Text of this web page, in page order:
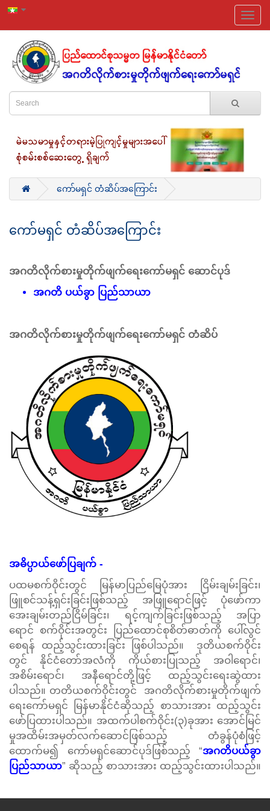
ကော်မရှင် တံဆိပ်အကြောင်း
ကော်မရှင် တံဆိပ်အကြောင်း
အဂတိလိုက်စားမှုတိုက်ဖျက်ရေးကော်မရှင် ဆောင်ပုဒ်
အဂတိ ပယ်ခွာ ပြည်သာယာ
အဂတိလိုက်စားမှုတိုက်ဖျက်ရေးကော်မရှင် တံဆိပ်
အဓိပ္ပာယ်ဖော်ပြချက် -
ပထမစက်ဝိုင်းတွင် မြန်မာပြည်မြေပုံအား ငြိမ်းချမ်းခြင်း၊
ဖြူစင်သန့်ရှင်းခြင်းဖြစ်သည့် အဖြူရောင်ဖြင့် ပုံဖော်ကာ
အေးချမ်းတည်ငြိမ်ခြင်း၊ ရင့်ကျက်ခြင်းဖြစ်သည့် အပြာ
ရောင် စက်ဝိုင်းအတွင်း ပြည်ထောင်စုစိတ်ဓာတ်ကို ပေါ်လွင်
စေရန် ထည့်သွင်းထားခြင်း ဖြစ်ပါသည်။ ဒုတိယစက်ဝိုင်း
တွင် နိုင်ငံတော်အလံကို ကိုယ်စားပြုသည့် အဝါရောင်၊
အစိမ်းရောင်၊ အနီရောင်တို့ဖြင့် ထည့်သွင်းရေးဆွဲထား
ပါသည်။ တတိယစက်ဝိုင်းတွင် အဂတိလိုက်စားမှုတိုက်ဖျက်
ရေးကော်မရှင် မြန်မာနိုင်ငံဆိုသည့် စာသားအား ထည့်သွင်း
ဖော်ပြထားပါသည်။ အထက်ပါစက်ဝိုင်း(၃)ခုအား အောင်မြင်
မှုအထိမ်းအမှတ်လက်ဆောင်ဖြစ်သည့် တံခွန်ပုံစံဖြင့်
ထောက်မ၍ ကော်မရှင်ဆောင်ပုဒ်ဖြစ်သည့် “အဂတိပယ်ခွာ
ပြည်သာယာ” ဆိုသည့် စာသားအား ထည့်သွင်းထားပါသည်။